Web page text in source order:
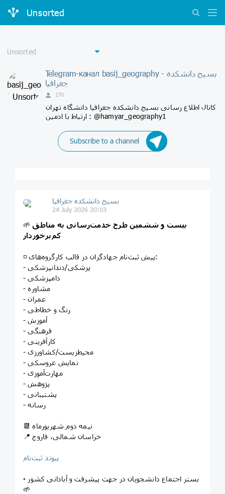
Unsorted
Telegram-канал basij_geography - بسیج دانشکده‌
جغرافیا
170
کانال اطلاع رسانی بسیج دانشکده جغرافیا دانشگاه تهران
ارتباط با ادمین : @hamyar_geography1
Subscribe to a channel
بسیج دانشکده‌ جغرافیا
24 July 2026 20:03
🌱بیست و ششمین طرح خدمت‌رسانی به مناطق
کم‌برخوردار
◽ پیش ثبت‌نام جهادگران در قالب کارگروه‌های:
- پزشکی‌/‌دندانپزشکی
- دامپزشکی
- مشاوره
- عمران
- رنگ و خطاطی
- آموزش
- فرهنگی
- کارآفرینی
- محیط‌زیست‌/‌کشاورزی
- نمایش عروسکی
- مهارت‌آموزی
- پژوهش
- پشتیبانی
- رسانه
📆 نیمه دوم شهریورماه
📍 خراسان شمالی، فاروج
پیوند ثبت‌نام
▫️ بستر اجتماع دانشجویان در جهت پیشرفت و آبادانی کشور
🌱